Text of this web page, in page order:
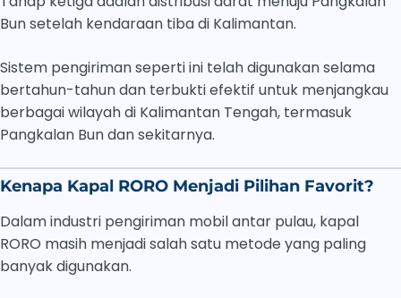
Bun setelah kendaraan tiba di Kalimantan.
Sistem pengiriman seperti ini telah digunakan selama
bertahun-tahun dan terbukti efektif untuk menjangkau
berbagai wilayah di Kalimantan Tengah, termasuk
Pangkalan Bun dan sekitarnya.
Kenapa Kapal RORO Menjadi Pilihan Favorit?
Dalam industri pengiriman mobil antar pulau, kapal
RORO masih menjadi salah satu metode yang paling
banyak digunakan.